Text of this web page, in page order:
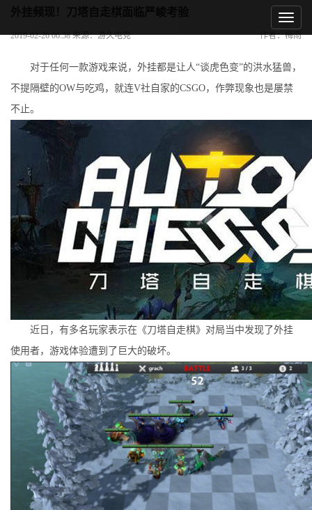
2019-02-26 06:58 来源：游久电竞 作者：梅雨
对于任何一款游戏来说，外挂都是让人“谈虎色变”的洪水猛兽，
不提隔壁的OW与吃鸡，就连V社自家的CSGO，作弊现象也是屡禁
不止。
近日，有多名玩家表示在《刀塔自走棋》对局当中发现了外挂
使用者，游戏体验遭到了巨大的破坏。